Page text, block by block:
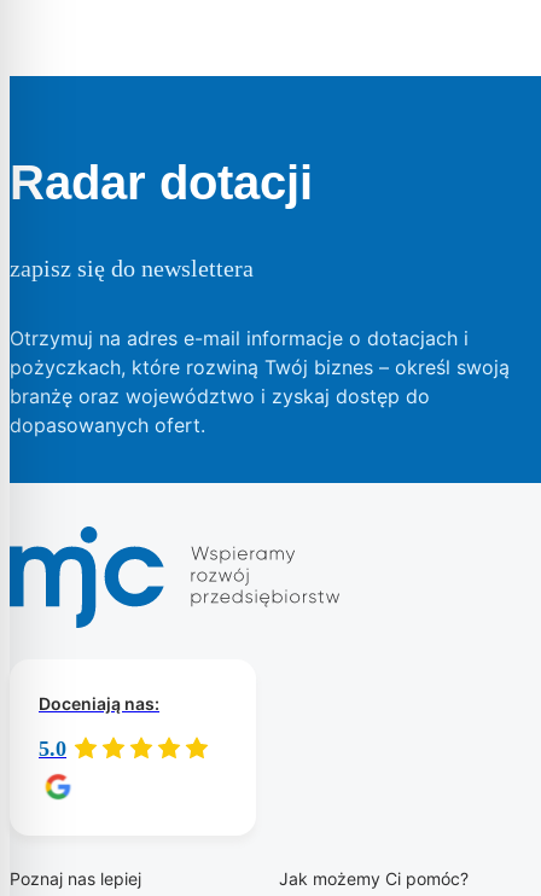
Radar dotacji
zapisz się do newslettera
Otrzymuj na adres e-mail informacje o dotacjach i
pożyczkach, które rozwiną Twój biznes – określ swoją
branżę oraz województwo i zyskaj dostęp do
dopasowanych ofert.
Doceniają nas:
5.0
Poznaj nas lepiej Jak możemy Ci pomóc?